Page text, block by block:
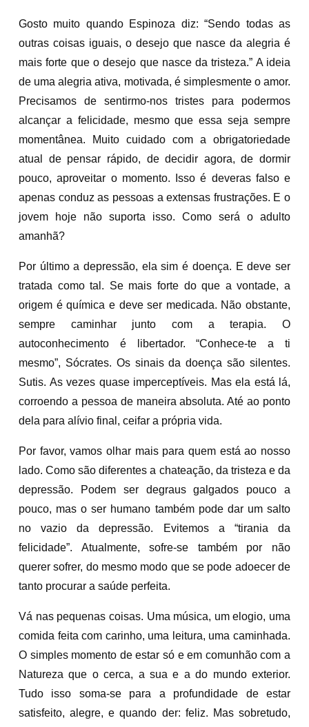
Gosto muito quando Espinoza diz: “Sendo todas as
outras coisas iguais, o desejo que nasce da alegria é
mais forte que o desejo que nasce da tristeza.” A ideia
de uma alegria ativa, motivada, é simplesmente o amor.
Precisamos de sentirmo-nos tristes para podermos
alcançar a felicidade, mesmo que essa seja sempre
momentânea. Muito cuidado com a obrigatoriedade
atual de pensar rápido, de decidir agora, de dormir
pouco, aproveitar o momento. Isso é deveras falso e
apenas conduz as pessoas a extensas frustrações. E o
jovem hoje não suporta isso. Como será o adulto
amanhã?
Por último a depressão, ela sim é doença. E deve ser
tratada como tal. Se mais forte do que a vontade, a
origem é química e deve ser medicada. Não obstante,
sempre caminhar junto com a terapia. O
autoconhecimento é libertador. “Conhece-te a ti
mesmo”, Sócrates. Os sinais da doença são silentes.
Sutis. As vezes quase imperceptíveis. Mas ela está lá,
corroendo a pessoa de maneira absoluta. Até ao ponto
dela para alívio final, ceifar a própria vida.
Por favor, vamos olhar mais para quem está ao nosso
lado. Como são diferentes a chateação, da tristeza e da
depressão. Podem ser degraus galgados pouco a
pouco, mas o ser humano também pode dar um salto
no vazio da depressão. Evitemos a “tirania da
felicidade”. Atualmente, sofre-se também por não
querer sofrer, do mesmo modo que se pode adoecer de
tanto procurar a saúde perfeita.
Vá nas pequenas coisas. Uma música, um elogio, uma
comida feita com carinho, uma leitura, uma caminhada.
O simples momento de estar só e em comunhão com a
Natureza que o cerca, a sua e a do mundo exterior.
Tudo isso soma-se para a profundidade de estar
satisfeito, alegre, e quando der: feliz. Mas sobretudo,